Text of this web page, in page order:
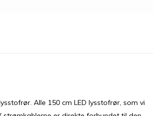
Alle 150 cm LED lysstofrør, som vi